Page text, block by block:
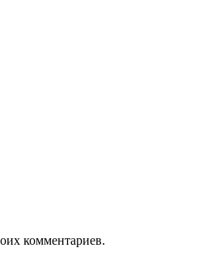
комментариев.